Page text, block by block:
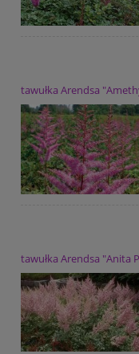
tawułka Arendsa
tawułka Arendsa "Anita